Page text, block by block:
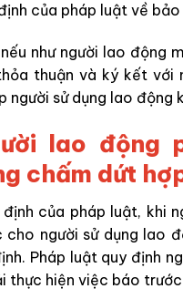
của pháp luật về
như người lao động
thuận và ký kết với
người sử dụng lao động
lao động
chấm dứt
của pháp luật, khi
cho người sử dụng lao
Pháp luật quy định
thực hiện việc báo